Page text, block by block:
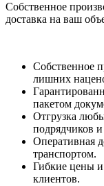
Собственное
доставка на ваш
Собственное
лишних
пакетом
Отгрузка
подрядчиков
Оперативная
транспортом.
Гибкие цены и
клиентов.